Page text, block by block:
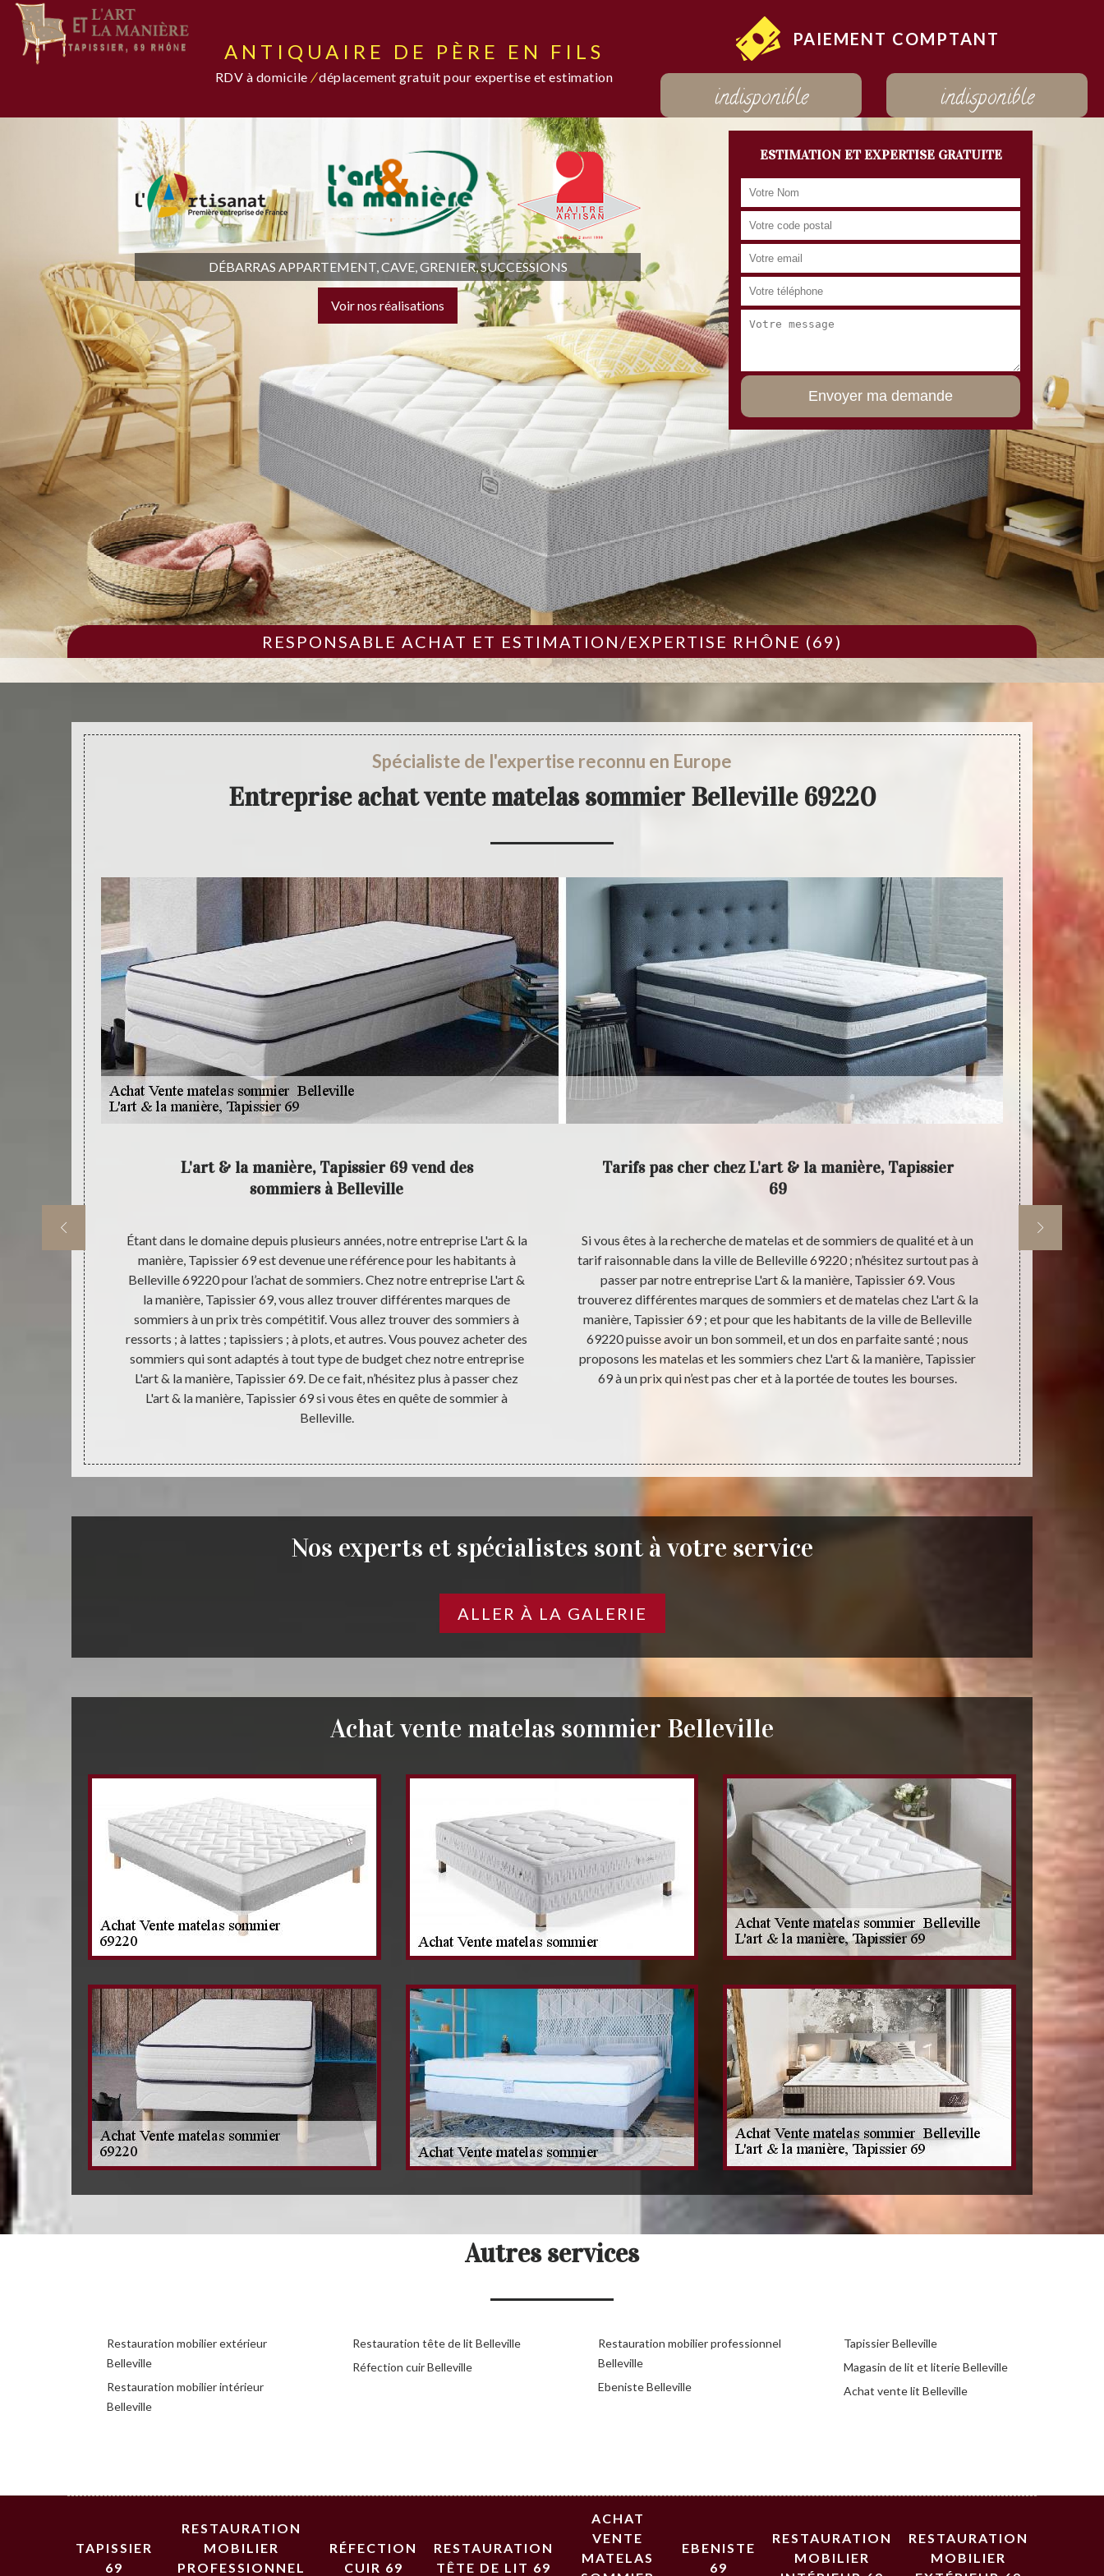
ANTIQUAIRE DE PÈRE EN FILS
RDV à domicile /déplacement gratuit pour expertise et estimation
PAIEMENT COMPTANT
indisponible indisponible
DÉBARRAS APPARTEMENT, CAVE, GRENIER, SUCCESSIONS
Voir nos réalisations
ESTIMATION ET EXPERTISE GRATUITE
RESPONSABLE ACHAT ET ESTIMATION/EXPERTISE RHÔNE (69)
Spécialiste de l'expertise reconnu en Europe
Entreprise achat vente matelas sommier Belleville 69220
L'art & la manière, Tapissier 69 vend des
sommiers à Belleville
Étant dans le domaine depuis plusieurs années, notre entreprise L'art & la
manière, Tapissier 69 est devenue une référence pour les habitants à
Belleville 69220 pour l’achat de sommiers. Chez notre entreprise L'art &
la manière, Tapissier 69, vous allez trouver différentes marques de
sommiers à un prix très compétitif. Vous allez trouver des sommiers à
ressorts ; à lattes ; tapissiers ; à plots, et autres. Vous pouvez acheter des
sommiers qui sont adaptés à tout type de budget chez notre entreprise
L'art & la manière, Tapissier 69. De ce fait, n’hésitez plus à passer chez
L'art & la manière, Tapissier 69 si vous êtes en quête de sommier à
Belleville.
Tarifs pas cher chez L'art & la manière, Tapissier
69
Si vous êtes à la recherche de matelas et de sommiers de qualité et à un
tarif raisonnable dans la ville de Belleville 69220 ; n’hésitez surtout pas à
passer par notre entreprise L'art & la manière, Tapissier 69. Vous
trouverez différentes marques de sommiers et de matelas chez L'art & la
manière, Tapissier 69 ; et pour que les habitants de la ville de Belleville
69220 puisse avoir un bon sommeil, et un dos en parfaite santé ; nous
proposons les matelas et les sommiers chez L'art & la manière, Tapissier
69 à un prix qui n’est pas cher et à la portée de toutes les bourses.
L'art &
Nos experts et spécialistes sont à votre service
ALLER À LA GALERIE
Achat vente matelas sommier Belleville
Autres services
Restauration mobilier extérieur
Belleville
Restauration mobilier intérieur
Belleville
Restauration tête de lit Belleville
Réfection cuir Belleville
Restauration mobilier professionnel
Belleville
Ebeniste Belleville
Tapissier Belleville
Magasin de lit et literie Belleville
Achat vente lit Belleville
TAPISSIER
69
RESTAURATION
MOBILIER
PROFESSIONNEL
RÉFECTION
CUIR 69
RESTAURATION
TÊTE DE LIT 69
ACHAT
VENTE
MATELAS
EBENISTE
69
RESTAURATION
MOBILIER
RESTAURATION
MOBILIER